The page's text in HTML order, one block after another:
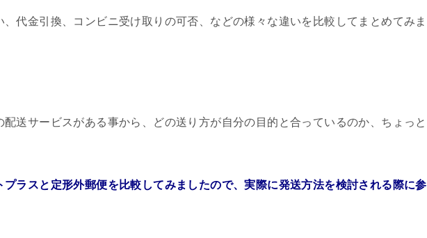
代金引換、コンビニ受け取りの可否、などの様々な違いを比較してまとめてみま
送サービスがある事から、どの送り方が自分の目的と合っているのか、ちょっと
ラスと定形外郵便を比較してみましたので、実際に発送方法を検討される際に参